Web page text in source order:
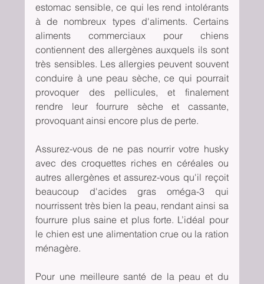
estomac sensible, ce qui les rend intolérants
à de nombreux types d'aliments. Certains
aliments commerciaux pour chiens
contiennent des allergènes auxquels ils sont
très sensibles. Les allergies peuvent souvent
conduire à une peau sèche, ce qui pourrait
provoquer des pellicules, et finalement
rendre leur fourrure sèche et cassante,
provoquant ainsi encore plus de perte.
Assurez-vous de ne pas nourrir votre husky
avec des croquettes riches en céréales ou
autres allergènes et assurez-vous qu'il reçoit
beaucoup d'acides gras oméga-3 qui
nourrissent très bien la peau, rendant ainsi sa
fourrure plus saine et plus forte. L’idéal pour
le chien est une alimentation crue ou la ration
ménagère.
Pour une meilleure santé de la peau et du